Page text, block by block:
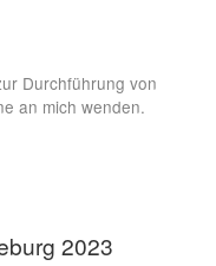
Durchführung von
an mich wenden.
2023